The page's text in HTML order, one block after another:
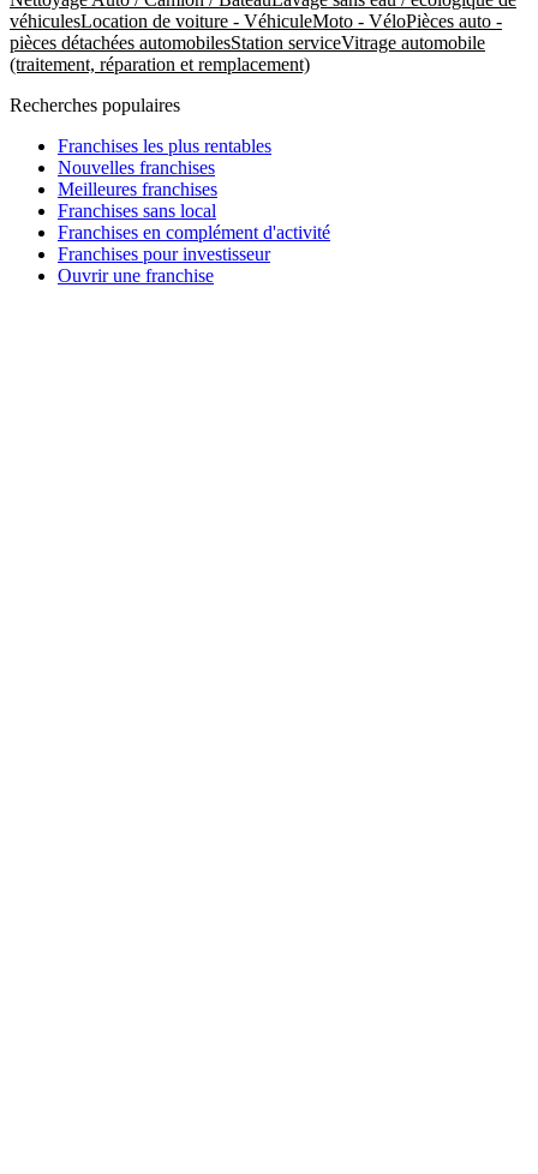
véhiculesLocation de voiture - VéhiculeMoto - VéloPièces auto -
pièces détachées automobilesStation serviceVitrage automobile
(traitement, réparation et remplacement)
Recherches populaires
Franchises les plus rentables
Nouvelles franchises
Meilleures franchises
Franchises sans local
Franchises en complément d'activité
Franchises pour investisseur
Ouvrir une franchise